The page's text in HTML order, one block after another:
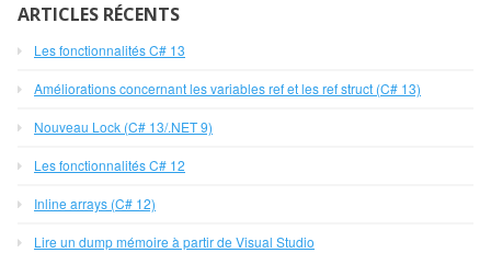
ARTICLES RÉCENTS
Les fonctionnalités C# 13
Améliorations concernant les variables ref et les ref struct (C# 13)
Nouveau Lock (C# 13/.NET 9)
Les fonctionnalités C# 12
Inline arrays (C# 12)
Lire un dump mémoire à partir de Visual Studio